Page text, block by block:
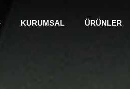
KURUMSAL ÜRÜNLER